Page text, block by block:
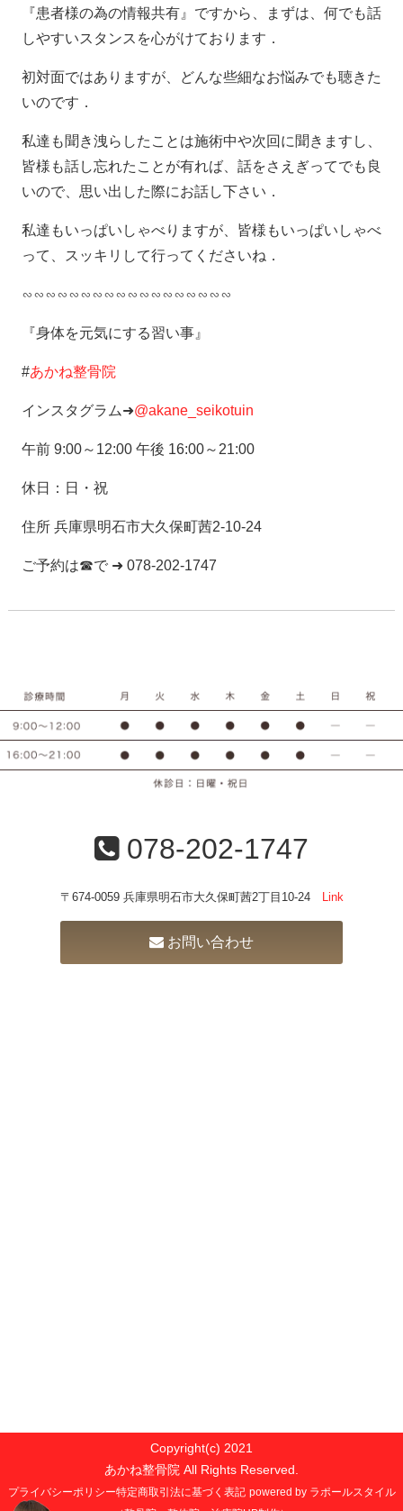
『患者様の為の情報共有』ですから、まずは、何でも話
しやすいスタンスを心がけております．
初対面ではありますが、どんな些細なお悩みでも聴きた
いのです．
私達も聞き洩らしたことは施術中や次回に聞きますし、
皆様も話し忘れたことが有れば、話をさえぎってでも良
いので、思い出した際にお話し下さい．
私達もいっぱいしゃべりますが、皆様もいっぱいしゃべ
って、スッキリして行ってくださいね．
∽∽∽∽∽∽∽∽∽∽∽∽∽∽∽∽∽∽
『身体を元気にする習い事』
#あかね整骨院
インスタグラム➜@akane_seikotuin
午前 9:00～12:00 午後 16:00～21:00
休日：日・祝
住所 兵庫県明石市大久保町茜2-10-24
ご予約は☎で ➜ 078-202-1747
078-202-1747
〒674-0059 兵庫県明石市大久保町茜2丁目10-24 Link
お問い合わせ
Copyright(c) 2021
あかね整骨院 All Rights Reserved.
プライバシーポリシー特定商取引法に基づく表記 powered by ラポールスタイル